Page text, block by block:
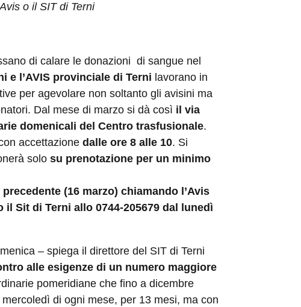
o il SIT di Terni
di calare le donazioni di sangue nel
e l’AVIS provinciale di Terni lavorano in
per agevolare non soltanto gli avisini ma
Dal mese di marzo si dà così il via
domenicali del Centro trasfusionale.
accettazione dalle ore 8 alle 10. Si
solo su prenotazione per un minimo
(16 marzo) chiamando l’Avis
Sit di Terni allo 0744-205679 dal lunedì
– spiega il direttore del SIT di Terni
alle esigenze di un numero maggiore
pomeridiane che fino a dicembre
di ogni mese, per 13 mesi, ma con